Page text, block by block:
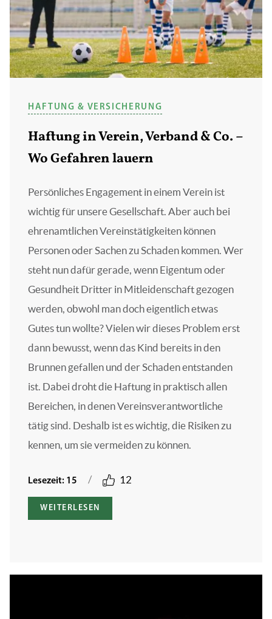
HAFTUNG & VERSICHERUNG
Haftung in Verein, Verband & Co. –
Wo Gefahren lauern
Persönliches Engagement in einem Verein ist
wichtig für unsere Gesellschaft. Aber auch bei
ehrenamtlichen Vereinstätigkeiten können
Personen oder Sachen zu Schaden kommen. Wer
steht nun dafür gerade, wenn Eigentum oder
Gesundheit Dritter in Mitleidenschaft gezogen
werden, obwohl man doch eigentlich etwas
Gutes tun wollte? Vielen wir dieses Problem erst
dann bewusst, wenn das Kind bereits in den
Brunnen gefallen und der Schaden entstanden
ist. Dabei droht die Haftung in praktisch allen
Bereichen, in denen Vereinsverantwortliche
tätig sind. Deshalb ist es wichtig, die Risiken zu
kennen, um sie vermeiden zu können.
Lesezeit: 15 / 12
WEITERLESEN